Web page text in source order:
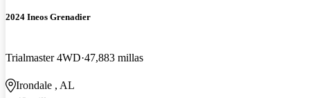
2024 Ineos Grenadier
Trialmaster 4WD 47,883 millas
Irondale , AL